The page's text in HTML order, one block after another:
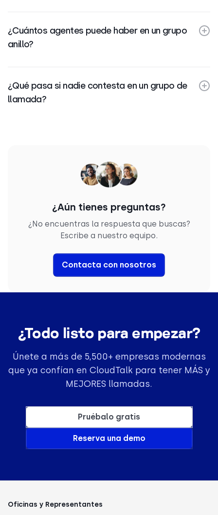
¿Cuántos agentes puede haber en un grupo
anillo?
¿Qué pasa si nadie contesta en un grupo de
llamada?
¿Aún tienes preguntas?
¿No encuentras la respuesta que buscas?
Escribe a nuestro equipo.
Contacta con nosotros
¿Todo listo para empezar?
Únete a más de 5,500+ empresas modernas
que ya confían en CloudTalk para tener MÁS y
MEJORES llamadas.
Pruébalo gratis
Reserva una demo
Oficinas y Representantes